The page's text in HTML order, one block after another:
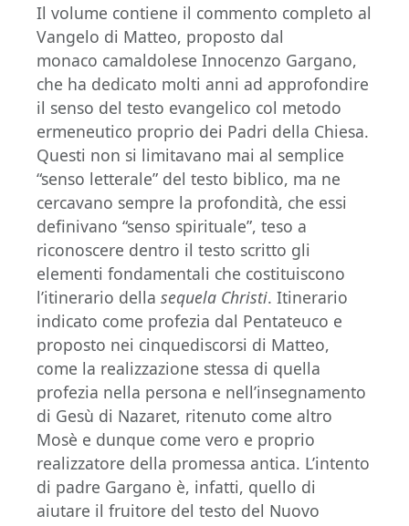
Il volume contiene il commento completo al
Vangelo di Matteo, proposto dal
monaco camaldolese Innocenzo Gargano,
che ha dedicato molti anni ad approfondire
il senso del testo evangelico col metodo
ermeneutico proprio dei Padri della Chiesa.
Questi non si limitavano mai al semplice
“senso letterale” del testo biblico, ma ne
cercavano sempre la profondità, che essi
definivano “senso spirituale”, teso a
riconoscere dentro il testo scritto gli
elementi fondamentali che costituiscono
l’itinerario della sequela Christi. Itinerario
indicato come profezia dal Pentateuco e
proposto nei cinquediscorsi di Matteo,
come la realizzazione stessa di quella
profezia nella persona e nell’insegnamento
di Gesù di Nazaret, ritenuto come altro
Mosè e dunque come vero e proprio
realizzatore della promessa antica. L’intento
di padre Gargano è, infatti, quello di
aiutare il fruitore del testo del Nuovo